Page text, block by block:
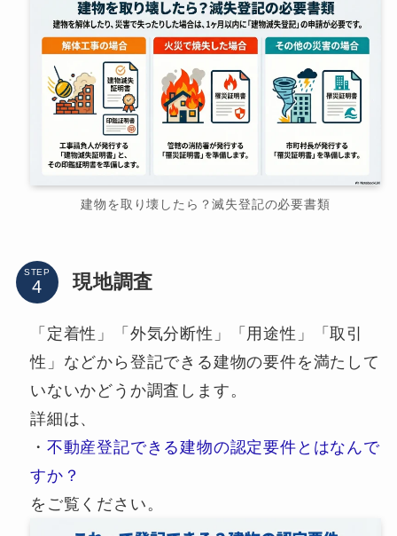
建物を取り壊したら？滅失登記の必要書類
STEP 現地調査
「定着性」「外気分断性」「用途性」「取引
性」などから登記できる建物の要件を満たして
いないかどうか調査します。
詳細は、
・ 不動産登記できる建物の認定要件とはなんで
すか？
をご覧ください。